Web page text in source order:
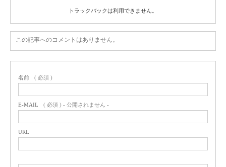
トラックバックは利用できません。
この記事へのコメントはありません。
名前 ( 必須 )
E-MAIL ( 必須 ) - 公開されません -
URL